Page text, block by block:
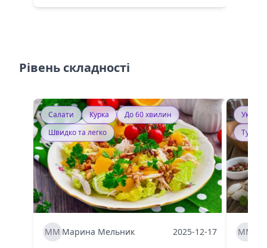
Рівень складності
Салати Курка
До 60 хвилин
Швидко та легко
ММ Марина Мельник 2025-12-17 ММ